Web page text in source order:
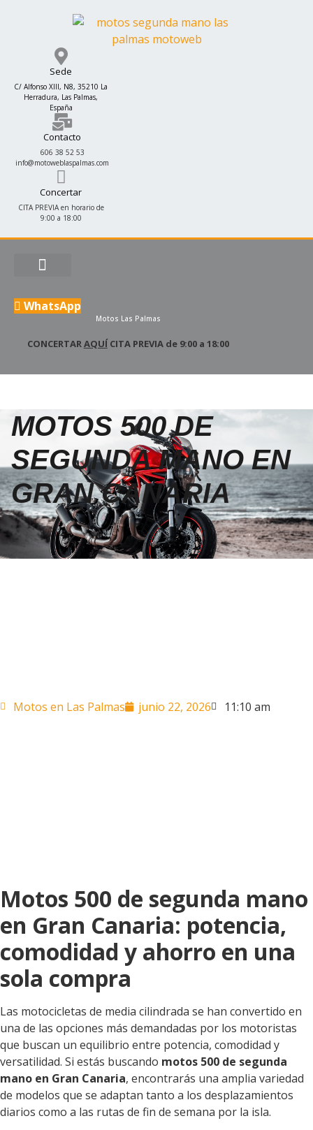
Sede
C/ Alfonso XIII, N8, 35210 La
Herradura, Las Palmas,
España
Contacto
606 38 52 53
info@motoweblaspalmas.com
Concertar
CITA PREVIA en horario de
9:00 a 18:00
WhatsApp
Motos Las Palmas
CONCERTARAQUÍCITA PREVIA de 9:00 a 18:00
MOTOS 500 DE
SEGUNDA MANO EN
GRAN CANARIA
Motos en Las Palmas junio 22, 2026 11:10 am
Motos 500 de segunda mano
en Gran Canaria: potencia,
comodidad y ahorro en una
sola compra
Las motocicletas de media cilindrada se han convertido en
una de las opciones más demandadas por los motoristas
que buscan un equilibrio entre potencia, comodidad y
versatilidad. Si estás buscando motos 500 de segunda
mano en Gran Canaria, encontrarás una amplia variedad
de modelos que se adaptan tanto a los desplazamientos
diarios como a las rutas de fin de semana por la isla.